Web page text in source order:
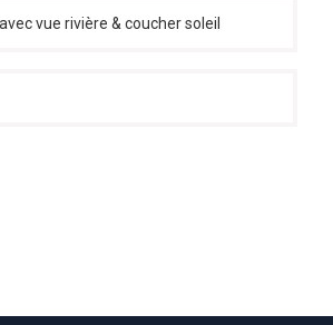
vue rivière & coucher soleil